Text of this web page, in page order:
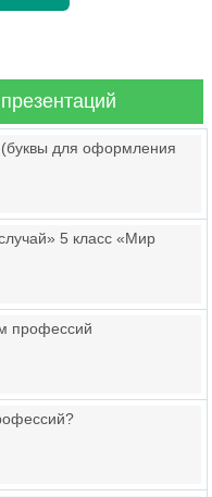
для оформления
5 класс «Мир
профессий